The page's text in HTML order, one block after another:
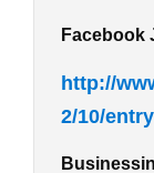
Facebook
http://
2/10/